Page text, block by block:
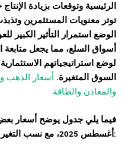
الرئيسية وتوقعات بزيادة
توتر معنويات المستثمرين
الوضع استمرار التأثير الكبير
أسواق السلع، مما يجعل
لوضع استراتيجياتهم
السوق المتغيرة. أسعار الذهب
والمعادن والطاقة
أغسطس 2025، مع نسب التغير في الأسعار: